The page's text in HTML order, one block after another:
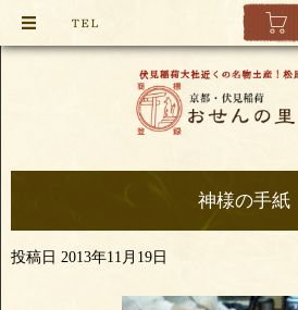
神様の手紙
投稿日 2013年11月19日